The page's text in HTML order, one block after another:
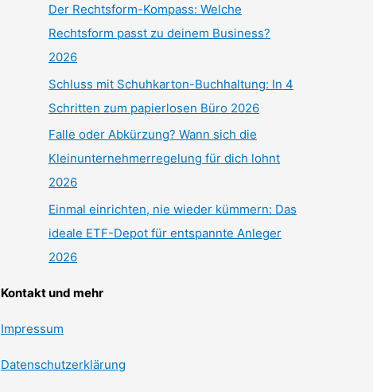
Der Rechtsform-Kompass: Welche
Rechtsform passt zu deinem Business?
2026
Schluss mit Schuhkarton-Buchhaltung: In 4
Schritten zum papierlosen Büro 2026
Falle oder Abkürzung? Wann sich die
Kleinunternehmerregelung für dich lohnt
2026
Einmal einrichten, nie wieder kümmern: Das
ideale ETF-Depot für entspannte Anleger
2026
Kontakt und mehr
Impressum
Datenschutzerklärung